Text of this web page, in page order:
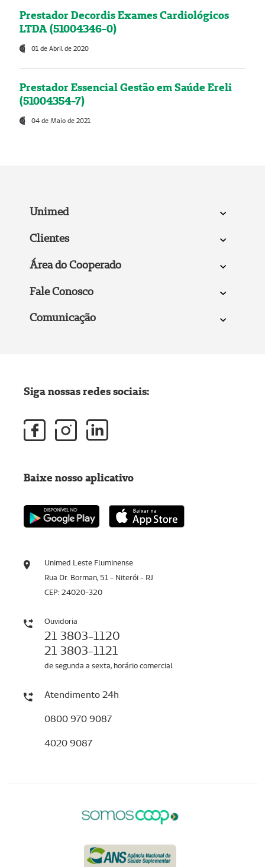
Prestador Decordis Exames Cardiológicos
LTDA (51004346-0)
01 de Abril de 2020
Prestador Essencial Gestão em Saúde Ereli
(51004354-7)
04 de Maio de 2021
Unimed
Clientes
Área do Cooperado
Fale Conosco
Comunicação
Unimed Leste Fluminense
Rua Dr. Borman, 51 - Niterói - RJ
CEP: 24020-320
Ouvidoria
21 3803-1120
21 3803-1121
de segunda a sexta, horário comercial
Atendimento 24h
0800 970 9087
4020 9087
Siga nossas redes sociais:
Baixe nosso aplicativo